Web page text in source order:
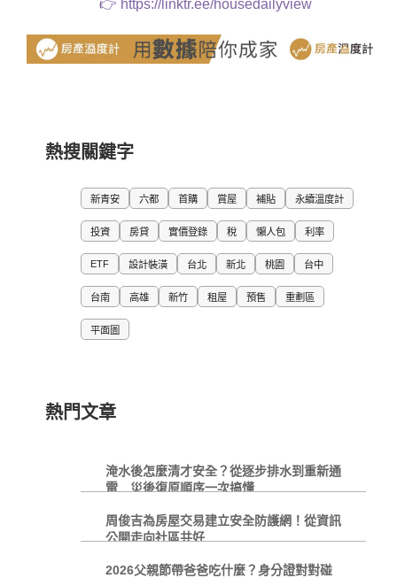
👉 https://linktr.ee/housedailyview
熱搜關鍵字
新青安 六都 首購 賞屋 補貼 永續溫度計
投資 房貸 實價登錄 稅 懶人包 利率
ETF 設計裝潢 台北 新北 桃園 台中
台南 高雄 新竹 租屋 預售 重劃區
平面圖
熱門文章
淹水後怎麼清才安全？從逐步排水到重新通
電 災後復原順序一次搞懂
周俊吉為房屋交易建立安全防護網！從資訊
公開走向社區共好
2026父親節帶爸爸吃什麼？身分證對對碰